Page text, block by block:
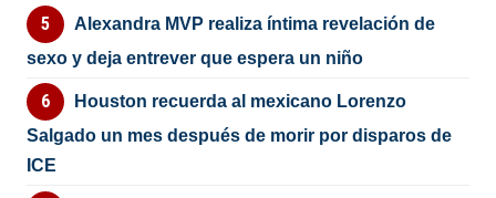
Alexandra MVP realiza íntima revelación de
sexo y deja entrever que espera un niño
Houston recuerda al mexicano Lorenzo
Salgado un mes después de morir por disparos de
ICE